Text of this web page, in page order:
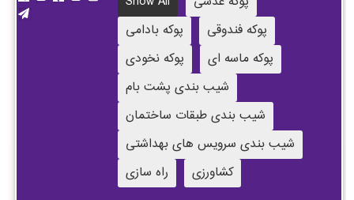
پوکه بادامی
پوکه فندوقی
پوکه نخودی
پوکه ماسه ای
شیب بندی پشت بام
شیب بندی طبقات ساختمان
شیب بندی سرویس های بهداشتی
راه سازی
کشاورزی